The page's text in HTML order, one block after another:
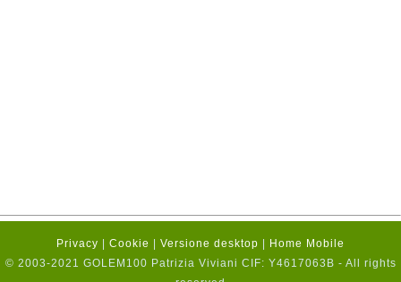
Privacy Cookie Versione desktop
Home Mobile
© 2003-2021 GOLEM100 Patrizia Viviani CIF: Y4617063B - All rights